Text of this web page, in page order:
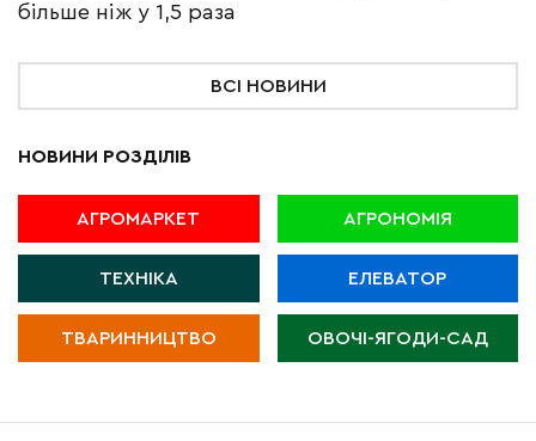
більше ніж у 1,5 раза
ВСІ НОВИНИ
НОВИНИ РОЗДІЛІВ
АГРОМАРКЕТ АГРОНОМІЯ
ТЕХНІКА ЕЛЕВАТОР
ТВАРИННИЦТВО ОВОЧІ-ЯГОДИ-САД